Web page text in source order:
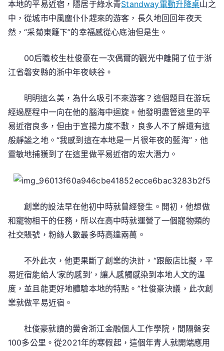
本地的平易近宿，隱居于綠水青Standway電動升降桌山之
中，從城市中風塵仆仆趕來的游客，長久地回回年夜天
然，“采菊東籬下”的幸福感從心底油但是生。
00后職校生杜俊豪在一次偶爾的觀光中離開了位于浙
江省磐安縣的浙中年夜峽谷。
明明這么美，為什么吸引不來游客？這個題目在游玩
經過歷程中一向在他的腦海中迴旋。他發明盡管這里的平
易近宿良多，但由于宣揚力度不敷，良多人不了解還有這
般靜謐之地。“我感到這在本地是一片很年夜的藍海”，他
靈敏地捕獲到了在這里做平易近宿的宏大潛力。
創業的設法早在他初中時就曾經發生。開初，他想做
和寵物相干的任務，所以在高中時就運營了一個寵物類的
社交賬號，粉絲人數最多時高達兩萬。
不外此次，他更果斷了創業的決計，“跟飯店比擬，平
易近宿能給人‘家的感到’，讓人感觸感染到本地人文的溫
度，並且能更好地體驗本地的特點。”杜俊豪決議，此次創
業就做平易近宿。
杜俊豪就讀的黌舍浙江金融個人工作學院，間隔磐安
100多公里。從2021年的寒假起，這個年青人就開端應用